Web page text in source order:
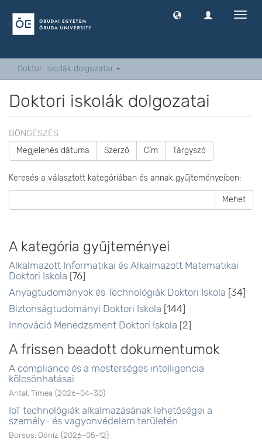
Doktori iskolák dolgozatai
Doktori iskolák dolgozatai
BÖNGÉSZÉS
Megjelenés dátuma Szerző Cím Tárgyszó
Keresés a választott kategóriában és annak gyűjteményeiben:
Mehet
A kategória gyűjteményei
Alkalmazott Informatikai és Alkalmazott Matematikai
Doktori Iskola [76]
Anyagtudományok és Technológiák Doktori Iskola [34]
Biztonságtudományi Doktori Iskola [144]
Innováció Menedzsment Doktori Iskola [2]
A frissen beadott dokumentumok
A compliance és a mesterséges intelligencia
kölcsönhatásai
Antal, Tímea (2026-04-30)
IoT technológiák alkalmazásának lehetőségei a
személy- és vagyonvédelem területén
Borsos, Döníz (2026-05-12)